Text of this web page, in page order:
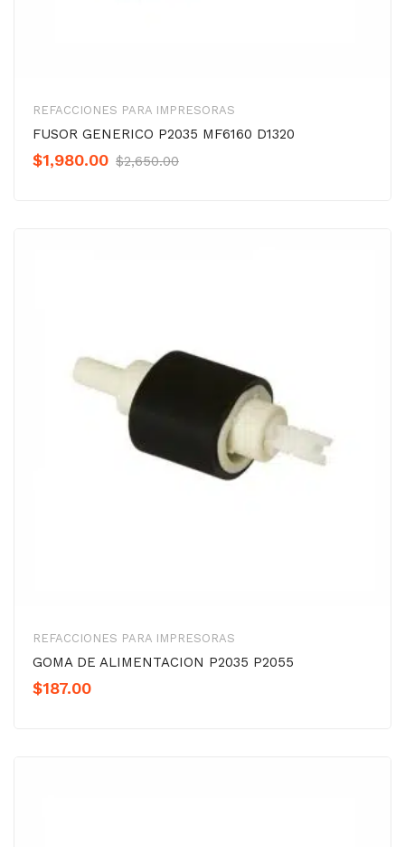
REFACCIONES PARA IMPRESORAS
FUSOR GENERICO P2035 MF6160 D1320
$2,650.00Original
$1,980.00
Current
REFACCIONES PARA IMPRESORAS
GOMA DE ALIMENTACION P2035 P2055
$187.00